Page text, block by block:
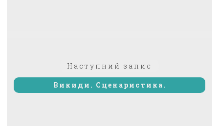
Наступний запис
Викиди. Сценаристика.